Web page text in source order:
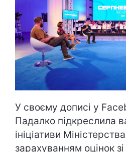
У своєму дописі у
Падалко підкреслила
ініціативи
зарахуванням оцінок